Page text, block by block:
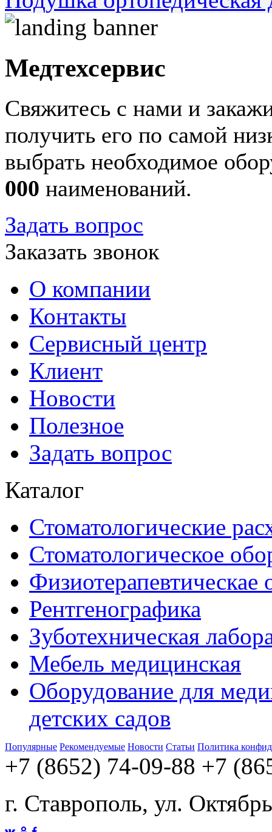
Медтехсервис
Свяжитесь с нами и
получить его по самой
выбрать необходимое
000 наименований.
Задать вопрос
Заказать звонок
О компании
Контакты
Сервисный центр
Клиент
Новости
Полезное
Задать вопрос
Каталог
Стоматологические
Стоматологическое
Физиотерапевтическае
Рентгенографика
Зуботехническая
Мебель медицинская
Оборудование для
детских садов
Популярные Рекомендуемые Новости Статьи Политика
+7 (8652) 74-09-88 +7
г. Ставрополь, ул.